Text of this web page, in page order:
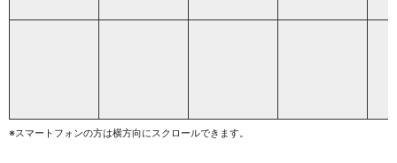
※スマートフォンの方は横方向にスクロールできます。